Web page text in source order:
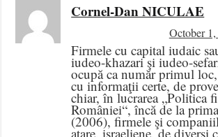
Cornel-Dan NICULAE
October
Firmele cu capital iudaic
iudeo-khazari şi iudeo-
ocupă ca număr primul
cu informaţii certe, de
chiar, în lucrarea „Politica
României“, încă de la
(2006), firmele şi
atare, israeliene, de diverşi